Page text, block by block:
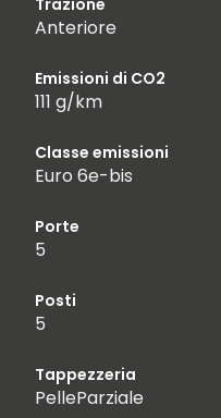
Trazione
Anteriore
Emissioni di CO2
111 g/km
Classe emissioni
Euro 6e-bis
Porte
5
Posti
5
Tappezzeria
PelleParziale